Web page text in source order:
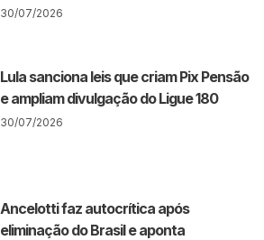
30/07/2026
Lula sanciona leis que criam Pix Pensão
e ampliam divulgação do Ligue 180
30/07/2026
Ancelotti faz autocrítica após
eliminação do Brasil e aponta